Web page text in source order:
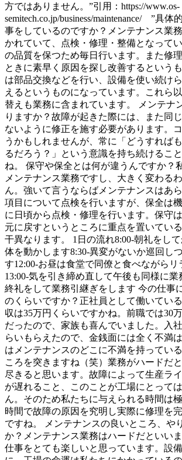
方ではありません。”引用：https://www.os-
semitech.co.jp/business/maintenance/ ”具体
事をしているのですか？メンテナンス業
かれていて、点検・修理・整備となって
の品質を保つため毎日行います。また修
ときに素早く原因を探し改善するという
は部品交換などを行い、設備を使い続け
えるというものになっています。これら
替えも業務に含まれています。 メンテナ
りますか？故障が起きた際には、また同
ないように修正を施す必要があります。
うかもしれませんが、常に「どうすれば
るだろう？」という意識を持ち続けるこ
ね。 保守や保全とは何が違うんですか？
メンテナンス業務ですし、大きく変わる
ん。強いて言うならばメンテナンスはあ
項目について点検を行いますが、保全は
に日頃から点検・修理を行います。保守
元に戻すというところに重点を置いてい
干異なります。 1日の流れ8:00-朝礼をし
体を動かします8:30-異変がないか巡回し
す12:00-お昼は食堂で同僚と食べながらリ
13:00-気を引き締め直して午後も同様に業
終礼をして業務引継ぎをします 今の仕事
のくらいですか？正社員として働いてい
収は35万円くらいですかね。前職では30
だったので、家族も喜んでいました。入
らいもらえたので、金銭面には全く不満
はメンテナンスのどこに不満を持ってい
ころを突きますね（笑）業務がハードだ
尽きると思います。故障によって生産ラ
が遅れること、このことが工場にとって
ん。そのため私たちに与えられる時間は
時間で故障の原因を究明し実際に修理を
ですね。 メンテナンスの良いところ、や
か？メンテナンス業務はハードだといい
仕事をとても楽しいと思っています。設